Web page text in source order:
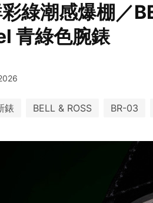
綠潮感爆棚／
青綠色腕錶
錶 BELL & ROSS BR-03